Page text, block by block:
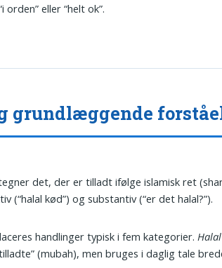
orden” eller “helt ok”.
grundlæggende
(“halal kød”) og substantiv (“er det halal?”).
handlinger typisk i fem kategorier. Halal
(mubah), men bruges i daglig tale